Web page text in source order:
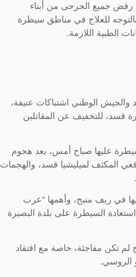
رفض جميع الجرحى من أبناء
للعلاج في مناطق سيطرة
الطبية اللازمة.
الوطني اشتباكات عنيفة،
للتخفيف عن المقاتلين
عليها صباح أمس، بعد هجوم
المكثف لميليشيا قسد، والهجمات
في ريف منبج، وأهمها “عرب
السيطرة على بلدة البصيرة
تكن مفاجئة، خاصة مع افتقاد
الروسي.